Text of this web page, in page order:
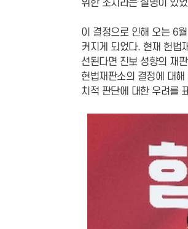
위한 조치라는 설명이 있
이 결정으로 인해 오는 6
커지게 되었다. 현재 헌법
선된다면 진보 성향의 재
헌법재판소의 결정에 대
치적 판단에 대한 우려를